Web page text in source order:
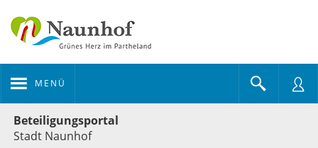
MENÜ
Beteiligungsportal
Stadt Naunhof